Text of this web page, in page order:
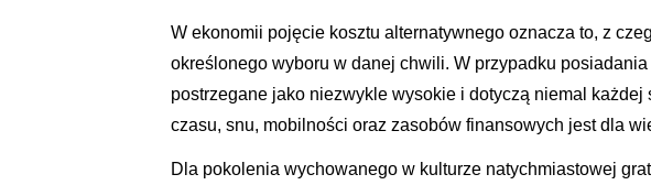
W ekonomii pojęcie kosztu alternatywnego oznacza to, z
określonego wyboru w danej chwili. W przypadku
postrzegane jako niezwykle wysokie i dotyczą niemal
czasu, snu, mobilności oraz zasobów finansowych jest dla
Dla pokolenia wychowanego w kulturze natychmiastowej